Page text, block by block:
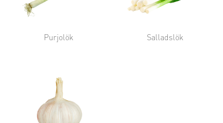
Purjolök Salladslök